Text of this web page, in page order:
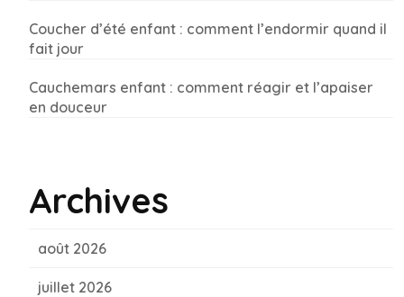
Coucher d’été enfant : comment l’endormir quand il
fait jour
Cauchemars enfant : comment réagir et l’apaiser
en douceur
Archives
août 2026
juillet 2026